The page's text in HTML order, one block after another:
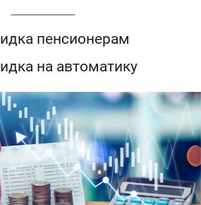
пенсионерам
на автоматику